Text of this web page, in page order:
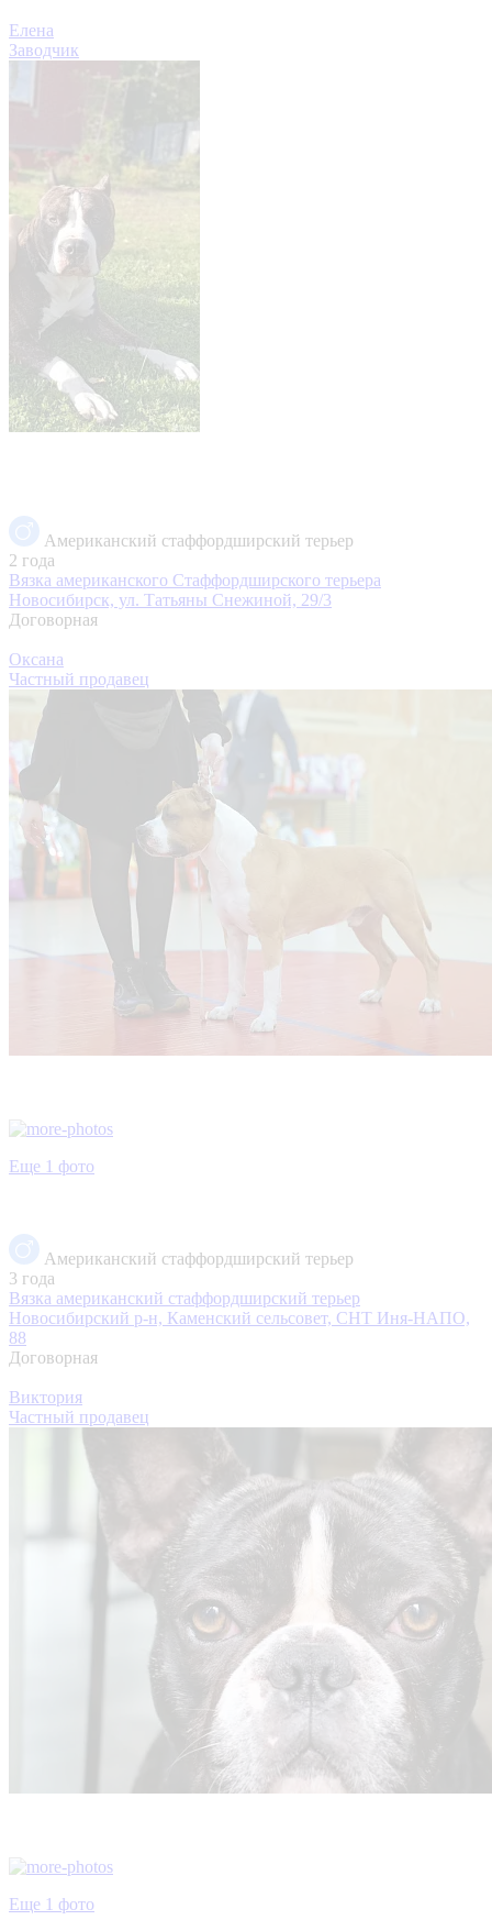
Елена
Заводчик
Американский стаффордширский терьер
2 года
Вязка американского Стаффордширского терьера
Новосибирск, ул. Татьяны Снежиной, 29/3
Договорная
Оксана
Частный продавец
Еще 1 фото
Американский стаффордширский терьер
3 года
Вязка американский стаффордширский терьер
Новосибирский р-н, Каменский сельсовет, СНТ Иня-НАПО,
88
Договорная
Виктория
Частный продавец
Еще 1 фото